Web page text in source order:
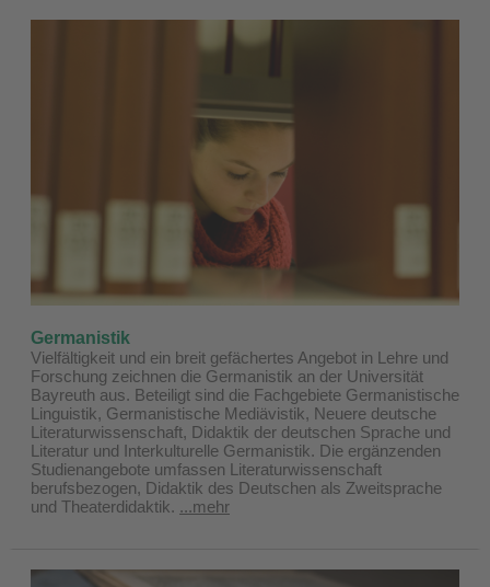
Germanistik
Vielfältigkeit und ein breit gefächertes Angebot in Lehre und
Forschung zeichnen die Germanistik an der Universität
Bayreuth aus. Beteiligt sind die Fachgebiete Germanistische
Linguistik, Germanistische Mediävistik, Neuere deutsche
Literaturwissenschaft, Didaktik der deutschen Sprache und
Literatur und Interkulturelle Germanistik. Die ergänzenden
Studienangebote umfassen Literaturwissenschaft
berufsbezogen, Didaktik des Deutschen als Zweitsprache
und Theaterdidaktik. ...mehr